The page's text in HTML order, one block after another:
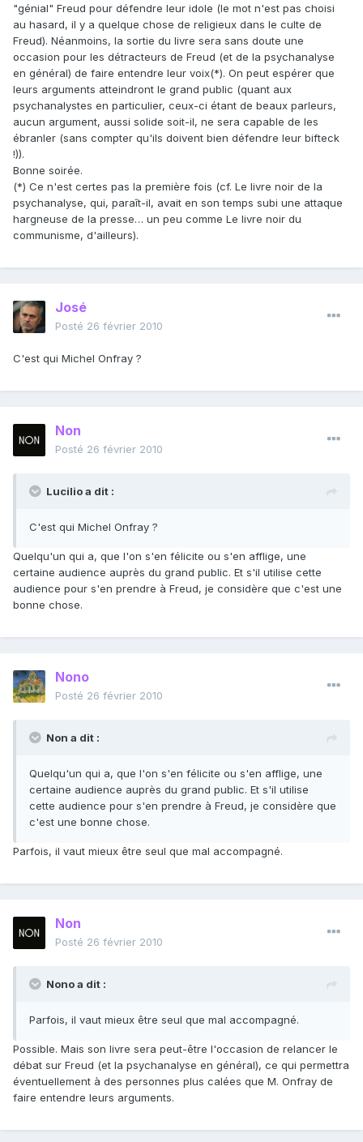
"génial" Freud pour défendre leur idole (le mot n'est pas choisi
au hasard, il y a quelque chose de religieux dans le culte de
Freud). Néanmoins, la sortie du livre sera sans doute une
occasion pour les détracteurs de Freud (et de la psychanalyse
en général) de faire entendre leur voix(*). On peut espérer que
leurs arguments atteindront le grand public (quant aux
psychanalystes en particulier, ceux-ci étant de beaux parleurs,
aucun argument, aussi solide soit-il, ne sera capable de les
ébranler (sans compter qu'ils doivent bien défendre leur bifteck
!)).
Bonne soirée.
(*) Ce n'est certes pas la première fois (cf. Le livre noir de la
psychanalyse, qui, paraît-il, avait en son temps subi une attaque
hargneuse de la presse… un peu comme Le livre noir du
communisme, d'ailleurs).
José
Posté 26 février 2010
C'est qui Michel Onfray ?
Non
Posté 26 février 2010
Lucilio a dit :
C'est qui Michel Onfray ?
Quelqu'un qui a, que l'on s'en félicite ou s'en afflige, une
certaine audience auprès du grand public. Et s'il utilise cette
audience pour s'en prendre à Freud, je considère que c'est une
bonne chose.
Nono
Posté 26 février 2010
Non a dit :
Quelqu'un qui a, que l'on s'en félicite ou s'en afflige, une
certaine audience auprès du grand public. Et s'il utilise
cette audience pour s'en prendre à Freud, je considère que
c'est une bonne chose.
Parfois, il vaut mieux être seul que mal accompagné.
Non
Posté 26 février 2010
Nono a dit :
Parfois, il vaut mieux être seul que mal accompagné.
Possible. Mais son livre sera peut-être l'occasion de relancer le
débat sur Freud (et la psychanalyse en général), ce qui permettra
éventuellement à des personnes plus calées que M. Onfray de
faire entendre leurs arguments.